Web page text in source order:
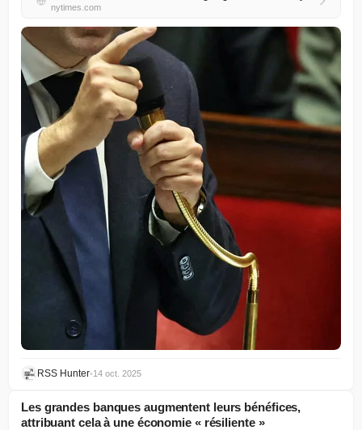
nytimes.com
RSS Hunter•14 oct. 2025
Les grandes banques augmentent leurs bénéfices,
attribuant cela à une économie « résiliente »